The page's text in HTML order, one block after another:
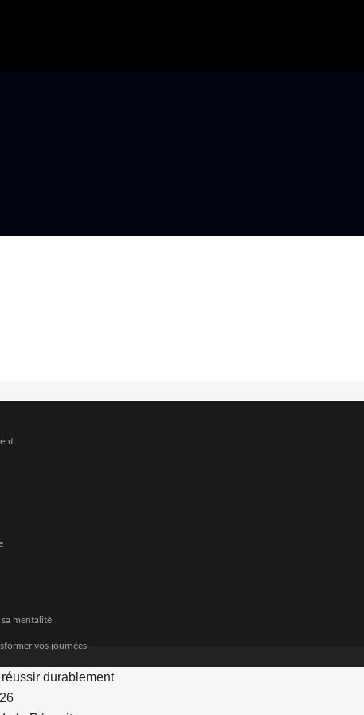
sa mentalité
vos journées
durablement